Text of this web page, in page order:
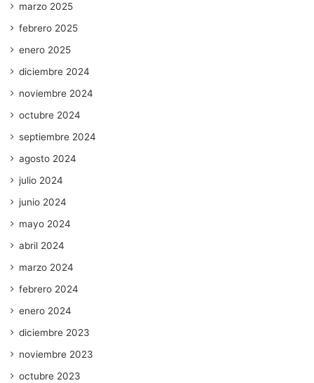
marzo 2025
febrero 2025
enero 2025
diciembre 2024
noviembre 2024
octubre 2024
septiembre 2024
agosto 2024
julio 2024
junio 2024
mayo 2024
abril 2024
marzo 2024
febrero 2024
enero 2024
diciembre 2023
noviembre 2023
octubre 2023